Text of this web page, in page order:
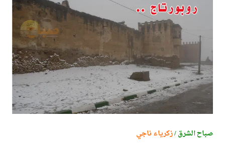
صباح الشرق /زكرياء ناجي